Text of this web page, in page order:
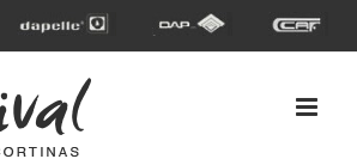
Dapelle
Grupo
Dap
Caf